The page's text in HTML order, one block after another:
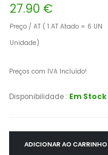
27.90 €
Preço / AT ( 1 AT Atado = 6 UN
Unidade)
Preços com IVA Incluído!
Disponibilidade : Em Stock
ADICIONAR AO CARRINHO